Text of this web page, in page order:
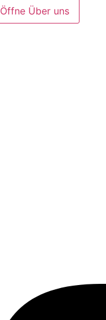
Öffne Über uns